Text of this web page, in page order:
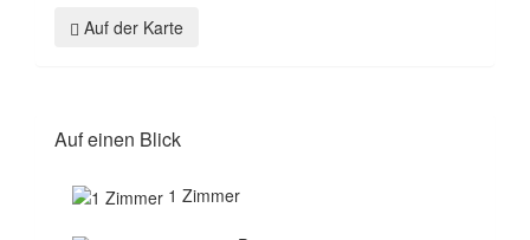
Auf der Karte
Auf einen Blick
1 Zimmer